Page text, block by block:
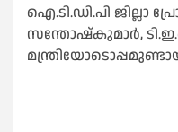
ഐ.ടി.ഡി.പി ജില്ലാ
സന്തോഷ്‌കുമാര്‍,